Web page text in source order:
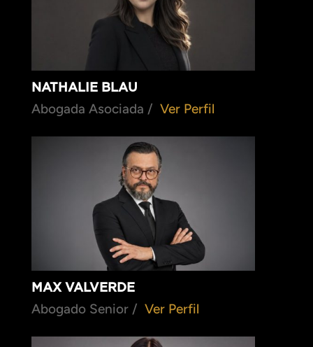
NATHALIE BLAU
Abogada Asociada / Ver Perfil
MAX VALVERDE
Abogado Senior / Ver Perfil